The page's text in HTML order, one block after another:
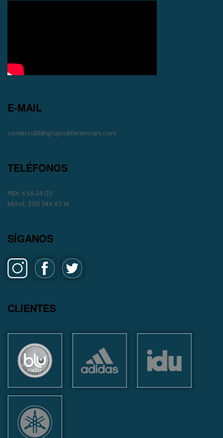
E-MAIL
comercial1@grupodiferenciart.com
TELÉFONOS
PBX: 656 24 05
Móvil: 350 344 63 14
SÍGANOS
CLIENTES